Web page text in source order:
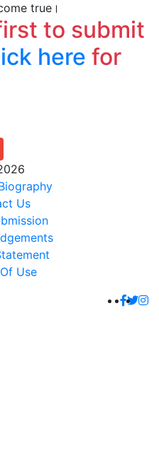
true।
to submit
here for
Us
Use